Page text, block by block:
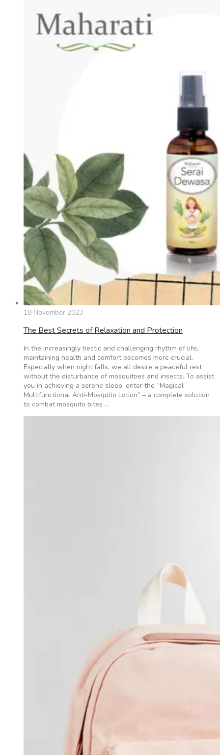
18 November 2023
The Best Secrets of Relaxation and Protection
In the increasingly hectic and challenging rhythm of life,
maintaining health and comfort becomes more crucial.
Especially when night falls, we all desire a peaceful rest
without the disturbance of mosquitoes and insects. To assist
you in achieving a serene sleep, enter the “Magical
Multifunctional Anti-Mosquito Lotion” – a complete solution
to combat mosquito bites …